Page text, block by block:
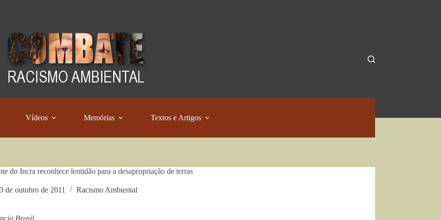
Vídeos Memórias Textos e Artigos
do Incra reconhece lentidão para a desapropriação de terras
de outubro de 2011 Racismo Ambiental
Brasil